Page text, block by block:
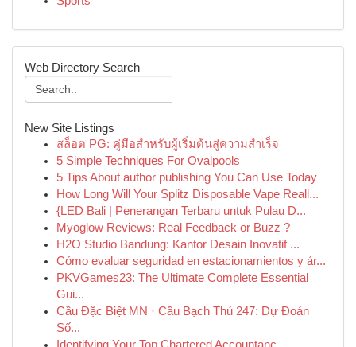
Web Directory Search
New Site Listings
สล็อต PG: คู่มือสำหรับผู้เริ่มต้นสู่ความสำเร็จ
5 Simple Techniques For Ovalpools
5 Tips About author publishing You Can Use Today
How Long Will Your Splitz Disposable Vape Reall...
{LED Bali | Penerangan Terbaru untuk Pulau D...
Myoglow Reviews: Real Feedback or Buzz ?
H2O Studio Bandung: Kantor Desain Inovatif ...
Cómo evaluar seguridad en estacionamientos y ár...
PKVGames23: The Ultimate Complete Essential
Gui...
Cầu Đặc Biệt MN · Cầu Bạch Thủ 247: Dự Đoán
Số...